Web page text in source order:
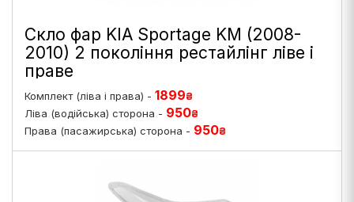
Скло фар KIA Sportage KM (2008-
2010) 2 покоління рестайлінг ліве і
праве
Комплект (ліва і права) - 1899₴
Ліва (водійська) сторона - 950₴
Права (пасажирська) сторона - 950₴